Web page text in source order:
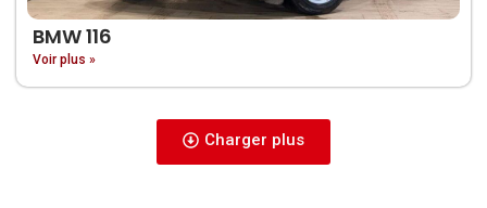
BMW 116
Voir plus »
Charger plus